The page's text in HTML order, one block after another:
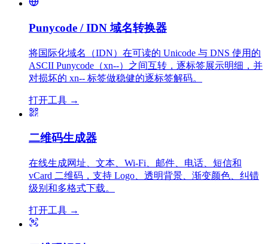
Punycode / IDN 域名转换器
将国际化域名（IDN）在可读的 Unicode 与 DNS 使用的
ASCII Punycode（xn--）之间互转，逐标签展示明细，并
对损坏的 xn-- 标签做稳健的逐标签解码。
打开工具 →
二维码生成器
在线生成网址、文本、Wi-Fi、邮件、电话、短信和
vCard 二维码，支持 Logo、透明背景、渐变颜色、纠错
级别和多格式下载。
打开工具 →